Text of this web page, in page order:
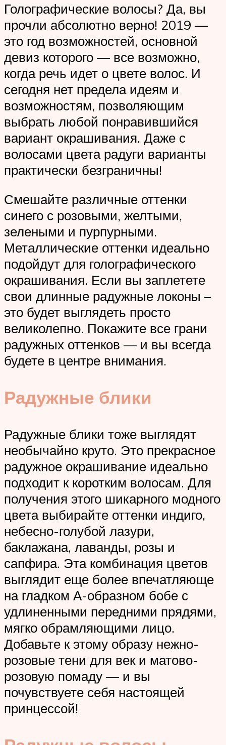
Голографические волосы? Да, вы
прочли абсолютно верно! 2019 —
это год возможностей, основной
девиз которого — все возможно,
когда речь идет о цвете волос. И
сегодня нет предела идеям и
возможностям, позволяющим
выбрать любой понравившийся
вариант окрашивания. Даже с
волосами цвета радуги варианты
практически безграничны!
Смешайте различные оттенки
синего с розовыми, желтыми,
зелеными и пурпурными.
Металлические оттенки идеально
подойдут для голографического
окрашивания. Если вы заплетете
свои длинные радужные локоны –
это будет выглядеть просто
великолепно. Покажите все грани
радужных оттенков — и вы всегда
будете в центре внимания.
Радужные блики
Радужные блики тоже выглядят
необычайно круто. Это прекрасное
радужное окрашивание идеально
подходит к коротким волосам. Для
получения этого шикарного модного
цвета выбирайте оттенки индиго,
небесно-голубой лазури,
баклажана, лаванды, розы и
сапфира. Эта комбинация цветов
выглядит еще более впечатляюще
на гладком А-образном бобе с
удлиненными передними прядями,
мягко обрамляющими лицо.
Добавьте к этому образу нежно-
розовые тени для век и матово-
розовую помаду — и вы
почувствуете себя настоящей
принцессой!